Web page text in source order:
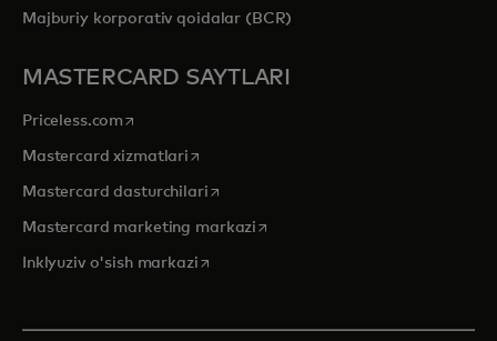
Majburiy korporativ qoidalar (BCR)
MASTERCARD SAYTLARI
Priceless.com opens in a new tab
Mastercard xizmatlari opens in a new tab
Mastercard dasturchilariopens in a new tab
Mastercard marketing markazi opens in a new tab
Inklyuziv o'sish markaziopens in a new tab